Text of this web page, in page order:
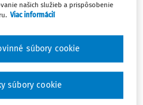
1
našich služieb a prispôsobenie
Viac informácií
súbory cookie
súbory cookie